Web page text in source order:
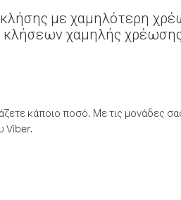
με χαμηλότερη
κλήσεων χαμηλής
κάποιο ποσό. Με τις μονάδες
Viber.